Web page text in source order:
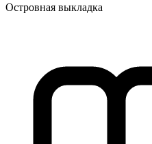
Островная выкладка